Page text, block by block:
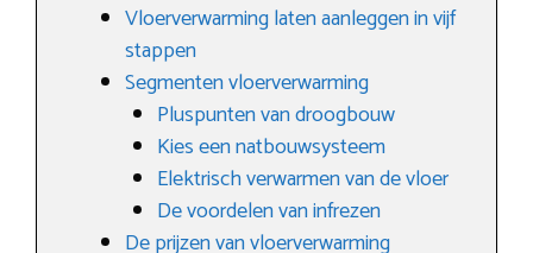
Vloerverwarming laten aanleggen in vijf
stappen
Segmenten vloerverwarming
Pluspunten van droogbouw
Kies een natbouwsysteem
Elektrisch verwarmen van de vloer
De voordelen van infrezen
De prijzen van vloerverwarming